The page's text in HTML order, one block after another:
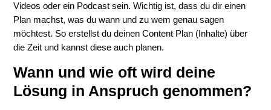
Videos oder ein Podcast sein. Wichtig ist, dass du dir einen
Plan machst, was du wann und zu wem genau sagen
möchtest. So erstellst du deinen Content Plan (Inhalte) über
die Zeit und kannst diese auch planen.
Wann und wie oft wird deine
Lösung in Anspruch genommen?